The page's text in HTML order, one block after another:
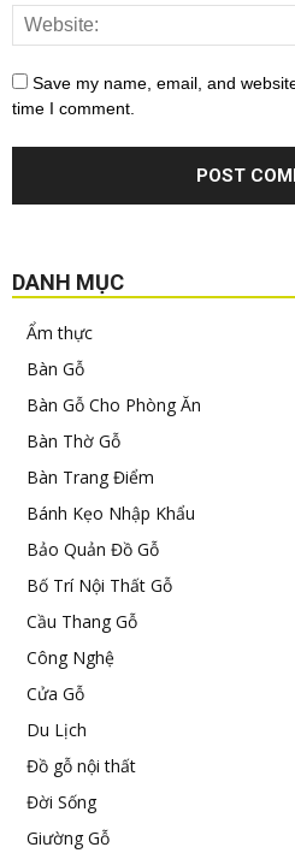
Save my name, email, and
time I comment.
DANH MỤC
Ẩm thực
Bàn Gỗ
Bàn Gỗ Cho Phòng Ăn
Bàn Thờ Gỗ
Bàn Trang Điểm
Bánh Kẹo Nhập Khẩu
Bảo Quản Đồ Gỗ
Bố Trí Nội Thất Gỗ
Cầu Thang Gỗ
Công Nghệ
Cửa Gỗ
Du Lịch
Đồ gỗ nội thất
Đời Sống
Giường Gỗ